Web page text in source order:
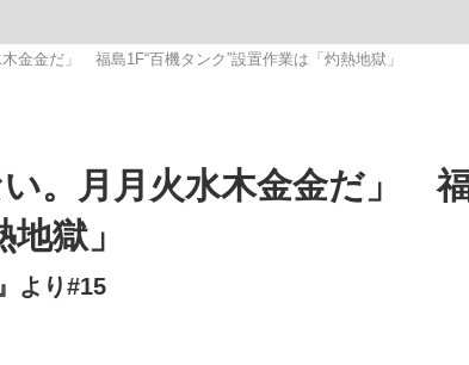
金金だ」 福島1F“百機タンク”設置作業は「灼熱地獄」
い。月月火水木金金だ」
獄」
より#15